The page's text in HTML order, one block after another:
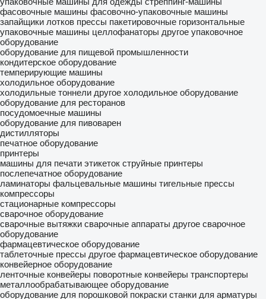
фасовочные машины фасовочно-упаковочные машины
запайщики лотков прессы пакетировочные горизонтальные
упаковочные машины целлофанаторы другое упаковочное
оборудование
оборудование для пищевой промышленности
кондитерское оборудование
темперирующие машины
холодильное оборудование
холодильные тоннели другое холодильное оборудование
оборудование для ресторанов
посудомоечные машины
оборудование для пивоварен
дистилляторы
печатное оборудование
принтеры
машины для печати этикеток струйные принтеры
послепечатное оборудование
ламинаторы фальцевальные машины тигельные прессы
компрессоры
стационарные компрессоры
сварочное оборудование
сварочные вытяжки сварочные аппараты другое сварочное
оборудование
фармацевтическое оборудование
таблеточные прессы другое фармацевтическое оборудование
конвейерное оборудование
ленточные конвейеры поворотные конвейеры транспортеры
металлообрабатывающее оборудование
оборудование для порошковой покраски станки для арматуры